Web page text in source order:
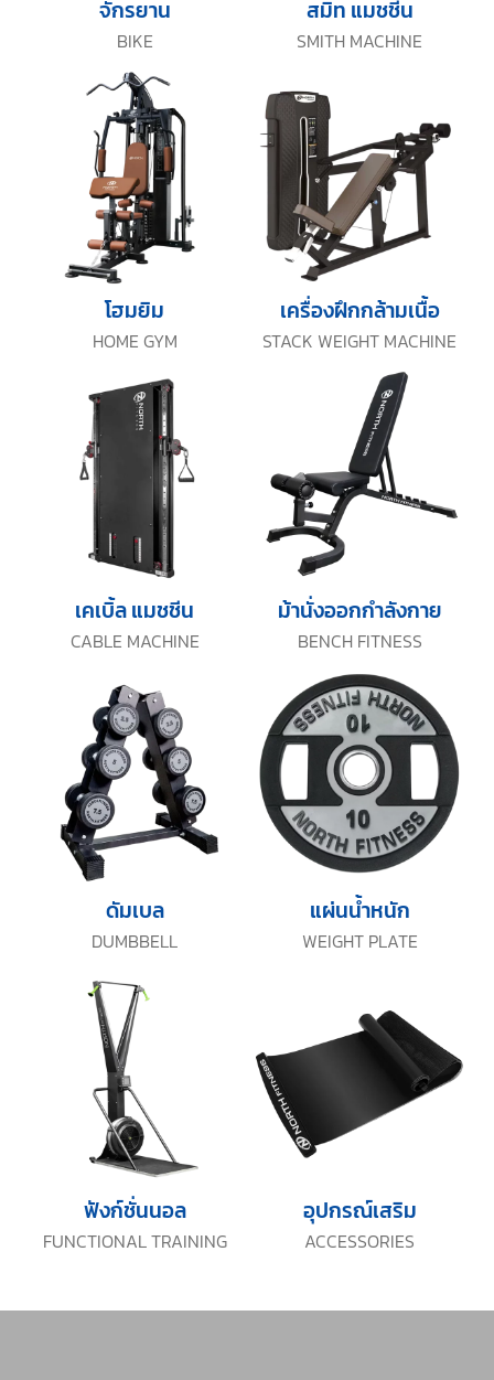
BIKE
จักรยาน
SMITH MACHINE
สมิท แมชชีน
HOME GYM
โฮมยิม
STACK WEIGHT MACHINE
เครื่องฝึกกล้ามเนื้อ
CABLE MACHINE
เคเบิ้ล แมชชีน
BENCH FITNESS
ม้านั่งออกกำลังกาย
DUMBBELL
ดัมเบล
WEIGHT PLATE
แผ่นน้ำหนัก
FUNCTIONAL TRAINING
ฟังก์ชั่นนอล
ACCESSORIES
อุปกรณ์เสริม